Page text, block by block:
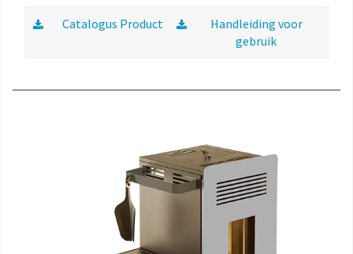
Catalogus Product
Handleiding voor
gebruik